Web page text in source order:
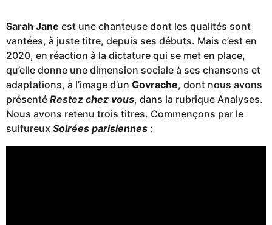
Sarah Jane est une chanteuse dont les qualités sont
vantées, à juste titre, depuis ses débuts. Mais c’est en
2020, en réaction à la dictature qui se met en place,
qu’elle donne une dimension sociale à ses chansons et
adaptations, à l’image d’un Govrache, dont nous avons
présenté Restez chez vous, dans la rubrique Analyses.
Nous avons retenu trois titres. Commençons par le
sulfureux Soirées parisiennes :